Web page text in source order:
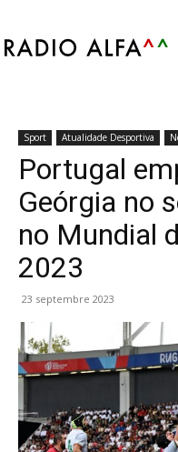
Sport Atualidade Desportiva
Portugal
Geórgia no
no Mundial
2023
23 septembre 2023